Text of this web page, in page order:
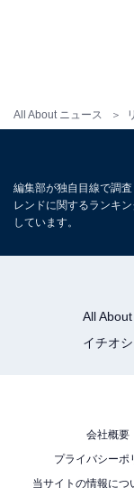
All About ニュース
編集部が独自目線で調
レンドに関するランキ
しています。
All About
イチオシ
会社概要
プライバシーポ
当サイトの情報につ